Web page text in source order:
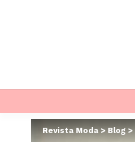
Revista Moda > Blog >